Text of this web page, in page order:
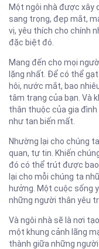
Một ngôi nhà được
sang trọng, đẹp mắt,
vị, yêu thích cho chính
đặc biệt đó.
Mang đến cho mọi
lặng nhất. Để có thể
hôi, nước mắt, bao
tâm trạng của bạn. Và
thân thuộc của gia
như tan biến mất.
Nhường lại cho chúng
quan, tự tin. Khiến
đó có thể trút được bao
lại cho mỗi chúng ta
hưởng. Một cuộc sống
những người thân yêu
Và ngôi nhà sẽ là nơi
một khung cảnh lãng
thành giữa những